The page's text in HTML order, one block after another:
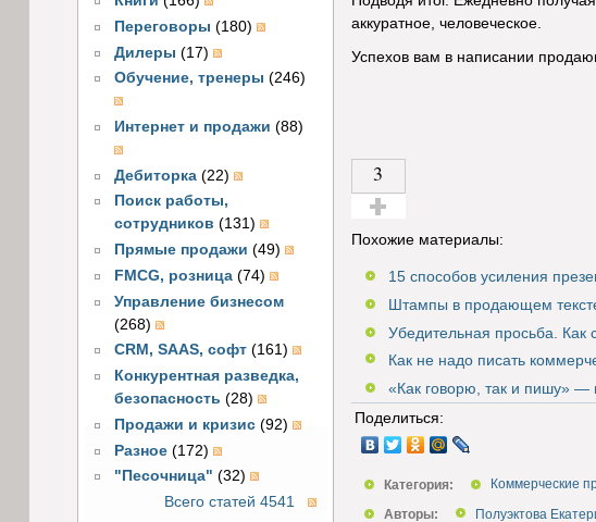
Переговоры (180)
Дилеры (17)
Обучение, тренеры (246)
Интернет и продажи (88)
Дебиторка (22)
Поиск работы,
сотрудников (131)
Прямые продажи (49)
FMCG, розница (74)
Управление бизнесом
(268)
CRM, SAAS, софт (161)
Конкурентная разведка,
безопасность (28)
Продажи и кризис (92)
Разное (172)
"Песочница" (32)
Всего статей 4541
аккуратное, человеческое.
Успехов вам в написании
3
Голос за!
Похожие материалы:
15 способов усиления
Штампы в продающем
Убедительная просьба. Как
Как не надо писать
«Как говорю, так и пишу» —
Поделиться:
Категория:
Коммерческие
Авторы:
Полуэктова